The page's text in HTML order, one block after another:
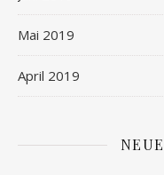
Mai 2019
April 2019